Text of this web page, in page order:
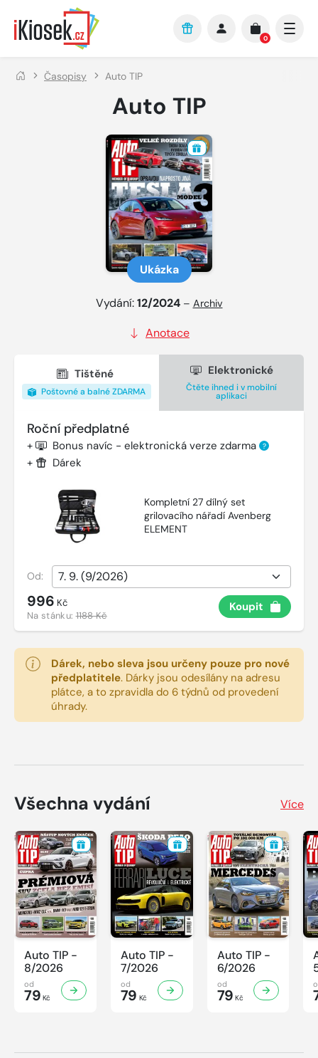
Přejít na hlavní obsah
0
Časopisy Auto TIP
Auto TIP
Ukázka
Vydání:12/2024 – Archiv
Anotace
Tištěné
Poštovné a balné ZDARMA
Elektronické
Čtěte ihned i v mobilní
aplikaci
Roční předplatné
+ Bonus navíc - elektronická verze zdarma ?
+ Dárek
Kompletní 27 dílný set
grilovacího nářadí Avenberg
ELEMENT
Od:
996 Kč
Na stánku:1188 Kč
Koupit
Dárek, nebo sleva jsou určeny pouze pro nové
předplatitele. Dárky jsou odesílány na adresu
plátce, a to zpravidla do 6 týdnů od provedení
úhrady.
Všechna vydání Více
Auto TIP -
8/2026
od
79 Kč
Auto TIP -
7/2026
od
79 Kč
Auto TIP -
6/2026
od
79 Kč